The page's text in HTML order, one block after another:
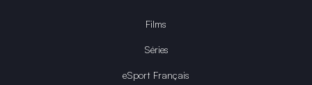
Films
Séries
eSport Français